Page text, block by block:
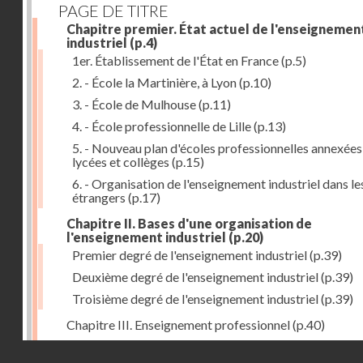
PAGE DE TITRE
Chapitre premier. État actuel de
industriel (p.4)
1er. Établissement de l'État en France(p.5)
2. - École la Martinière, à Lyon(p.10)
3. - École de Mulhouse(p.11)
4. - École professionnelle de Lille(p.13)
5. - Nouveau plan d'écoles professionnelles
lycées et collèges (p.15)
6. - Organisation de l'enseignement industriel dans
étrangers (p.17)
Chapitre II. Bases d'une organisation de
l'enseignement industriel (p.20)
Premier degré de l'enseignement industriel(p.39)
Deuxième degré de l'enseignement industriel(p.39)
Troisième degré de l'enseignement industriel(p.39)
Chapitre III. Enseignement professionnel(p.40)